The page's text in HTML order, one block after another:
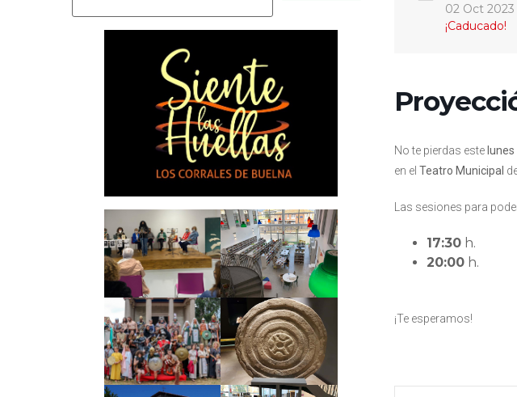
02 Oct 2023
¡Caducado!
No te pierdas este lunes
en el Teatro Municipal
Las sesiones para
17:30h.
20:00h.
¡Te esperamos!